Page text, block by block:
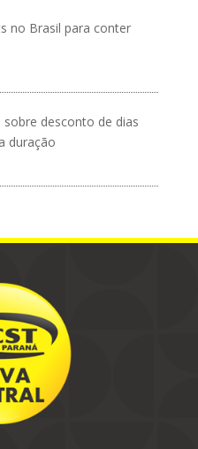
no Brasil para conter
desconto de dias
duração